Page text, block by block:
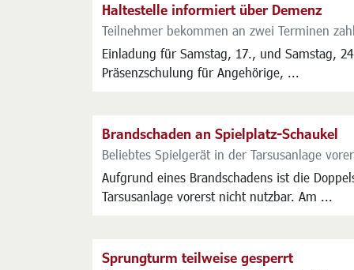
Haltestelle informiert über Demenz
Teilnehmer bekommen an zwei Terminen
Einladung für Samstag, 17., und Samstag,
Präsenzschulung für Angehörige, ...
Brandschaden an Spielplatz-Schaukel
Beliebtes Spielgerät in der Tarsusanlage
Aufgrund eines Brandschadens ist die
Tarsusanlage vorerst nicht nutzbar. Am ...
Sprungturm teilweise gesperrt